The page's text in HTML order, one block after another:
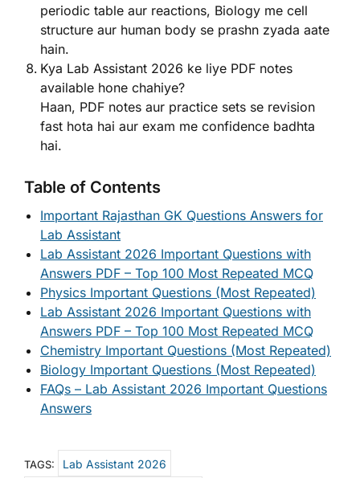
periodic table aur reactions, Biology me cell
structure aur human body se prashn zyada aate
hain.
Kya Lab Assistant 2026 ke liye PDF notes
available hone chahiye?
Haan, PDF notes aur practice sets se revision
fast hota hai aur exam me confidence badhta
hai.
Table of Contents
Important Rajasthan GK Questions Answers for
Lab Assistant
Lab Assistant 2026 Important Questions with
Answers PDF – Top 100 Most Repeated MCQ
Physics Important Questions (Most Repeated)
Lab Assistant 2026 Important Questions with
Answers PDF – Top 100 Most Repeated MCQ
Chemistry Important Questions (Most Repeated)
Biology Important Questions (Most Repeated)
FAQs – Lab Assistant 2026 Important Questions
Answers
TAGS: Lab Assistant 2026